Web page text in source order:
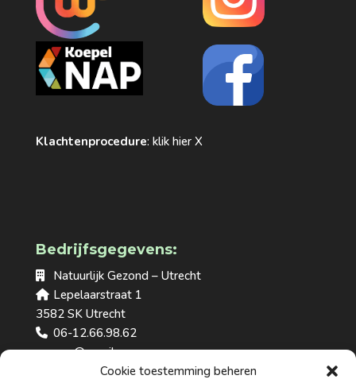
Cookie toestemming beheren
Klachtenprocedure: klik hier X
Bedrijfsgegevens:
Natuurlijk Gezond – Utrecht
Lepelaarstraat 1
3582 SK Utrecht
06-12.66.98.62
voornp@gmail.com
natuurlijkgezond-utrecht.nl